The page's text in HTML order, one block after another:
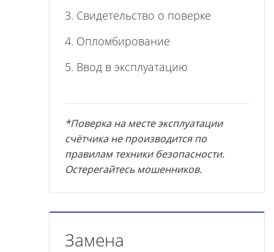
3. Свидетельство о поверке
4. Опломбирование
5. Ввод в эксплуатацию
*Поверка на месте эксплуатации
счётчика не производится по
правилам техники безопасности.
Остерегайтесь мошенников.
Замена